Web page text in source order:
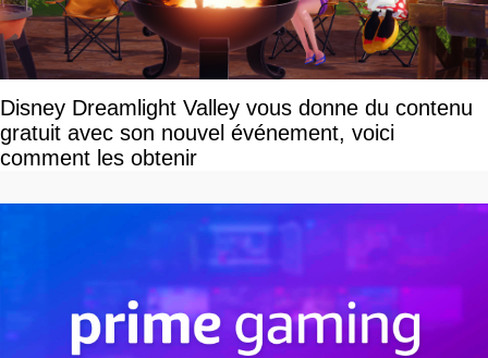
Disney Dreamlight Valley vous donne du contenu
gratuit avec son nouvel événement, voici
comment les obtenir